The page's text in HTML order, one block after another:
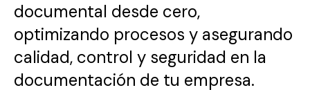
documental desde cero,
optimizando procesos y asegurando
calidad, control y seguridad en la
documentación de tu empresa.